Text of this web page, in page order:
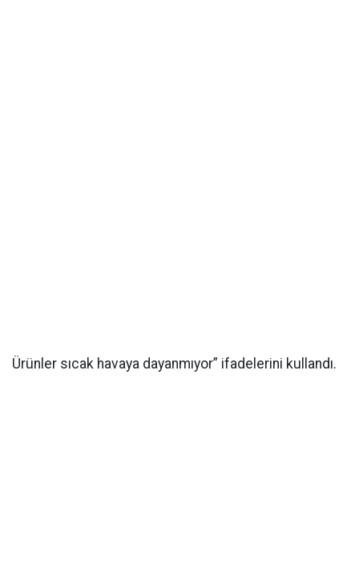
Ürünler sıcak havaya dayanmıyor” ifadelerini kullandı.